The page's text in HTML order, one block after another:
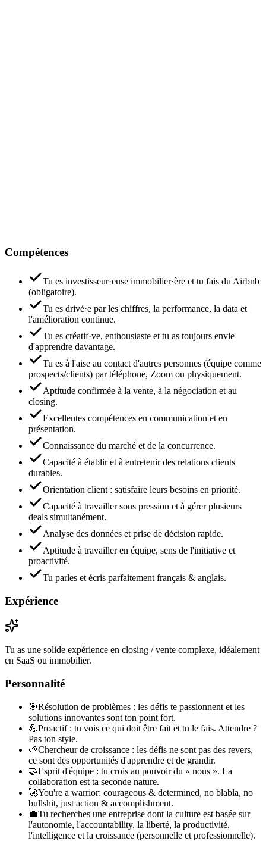
Compétences
Tu es investisseur·euse immobilier·ère et tu fais du Airbnb
(obligatoire).
Tu es drivé·e par les chiffres, la performance, la data et
l'amélioration continue.
Tu es créatif·ve, enthousiaste et tu as toujours envie
d'apprendre davantage.
Tu es à l'aise au contact d'autres personnes (équipe comme
prospects/clients) par téléphone, Zoom ou physiquement.
Aptitude confirmée à la vente, à la négociation et au
closing.
Excellentes compétences en communication et en
présentation.
Connaissance du marché et de la concurrence.
Capacité à établir et à entretenir des relations clients
durables.
Orientation client : satisfaire leurs besoins en priorité.
Capacité à travailler sous pression et à gérer plusieurs
deals simultanément.
Analyse des données et prise de décision rapide.
Aptitude à travailler en équipe, sens de l'initiative et
proactivité.
Tu parles et écris parfaitement français & anglais.
Expérience
Tu as une solide expérience en closing / vente complexe, idéalement
en SaaS ou immobilier.
Personnalité
🎯Résolution de problèmes : les défis te passionnent et les
solutions innovantes sont ton point fort.
💪Proactif : tu vois ce qui doit être fait et tu le fais. Attendre ?
Pas ton style.
🌱Chercheur de croissance : les défis ne sont pas des revers,
ce sont des opportunités d'apprendre et de grandir.
🤝Esprit d'équipe : tu crois au pouvoir du « nous ». La
collaboration est ta seconde nature.
🚀You're a warrior: courageous & determined, no blabla, no
bullshit, just action & accomplishment.
💼Tu recherches une entreprise dont la culture est basée sur
l'autonomie, l'accountability, la liberté, la productivité,
l'intelligence et la croissance (personnelle et professionnelle).